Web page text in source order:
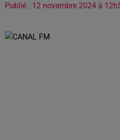
Publié : 12 novembre 2024 à